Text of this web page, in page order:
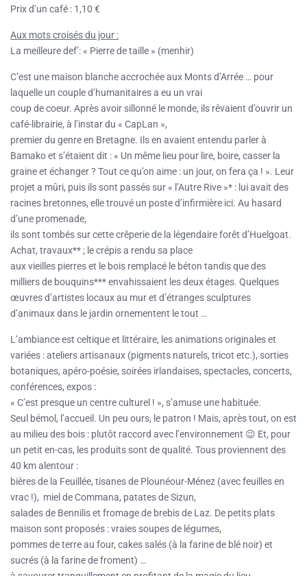
Prix d’un café : 1,10 €
Aux mots croisés du jour :
La meilleure def’: « Pierre de taille » (menhir)
C’est une maison blanche accrochée aux Monts d’Arrée … pour
laquelle un couple d’humanitaires a eu un vrai
coup de coeur. Après avoir sillonné le monde, ils rêvaient d’ouvrir un
café-librairie, à l’instar du « CapLan »,
premier du genre en Bretagne. Ils en avaient entendu parler à
Bamako et s’étaient dit : « Un même lieu pour lire, boire, casser la
graine et échanger ? Tout ce qu’on aime : un jour, on fera ça ! ». Leur
projet a mûri, puis ils sont passés sur « l’Autre Rive »* : lui avait des
racines bretonnes, elle trouvé un poste d’infirmière ici. Au hasard
d’une promenade,
ils sont tombés sur cette crêperie de la légendaire forêt d’Huelgoat.
Achat, travaux** ; le crépis a rendu sa place
aux vieilles pierres et le bois remplacé le béton tandis que des
milliers de bouquins*** envahissaient les deux étages. Quelques
œuvres d’artistes locaux au mur et d’étranges sculptures
d’animaux dans le jardin ornementent le tout …
L’ambiance est celtique et littéraire, les animations originales et
variées : ateliers artisanaux (pigments naturels, tricot etc.), sorties
botaniques, apéro-poésie, soirées irlandaises, spectacles, concerts,
conférences, expos :
« C’est presque un centre culturel ! », s’amuse une habituée.
Seul bémol, l’accueil. Un peu ours, le patron ! Mais, après tout, on est
au milieu des bois : plutôt raccord avec l’environnement 😉 Et, pour
un petit en-cas, les produits sont de qualité. Tous proviennent des
40 km alentour :
bières de la Feuillée, tisanes de Plounéour-Ménez (avec feuilles en
vrac !), miel de Commana, patates de Sizun,
salades de Bennilis et fromage de brebis de Laz. De petits plats
maison sont proposés : vraies soupes de légumes,
pommes de terre au four, cakes salés (à la farine de blé noir) et
sucrés (à la farine de froment) …